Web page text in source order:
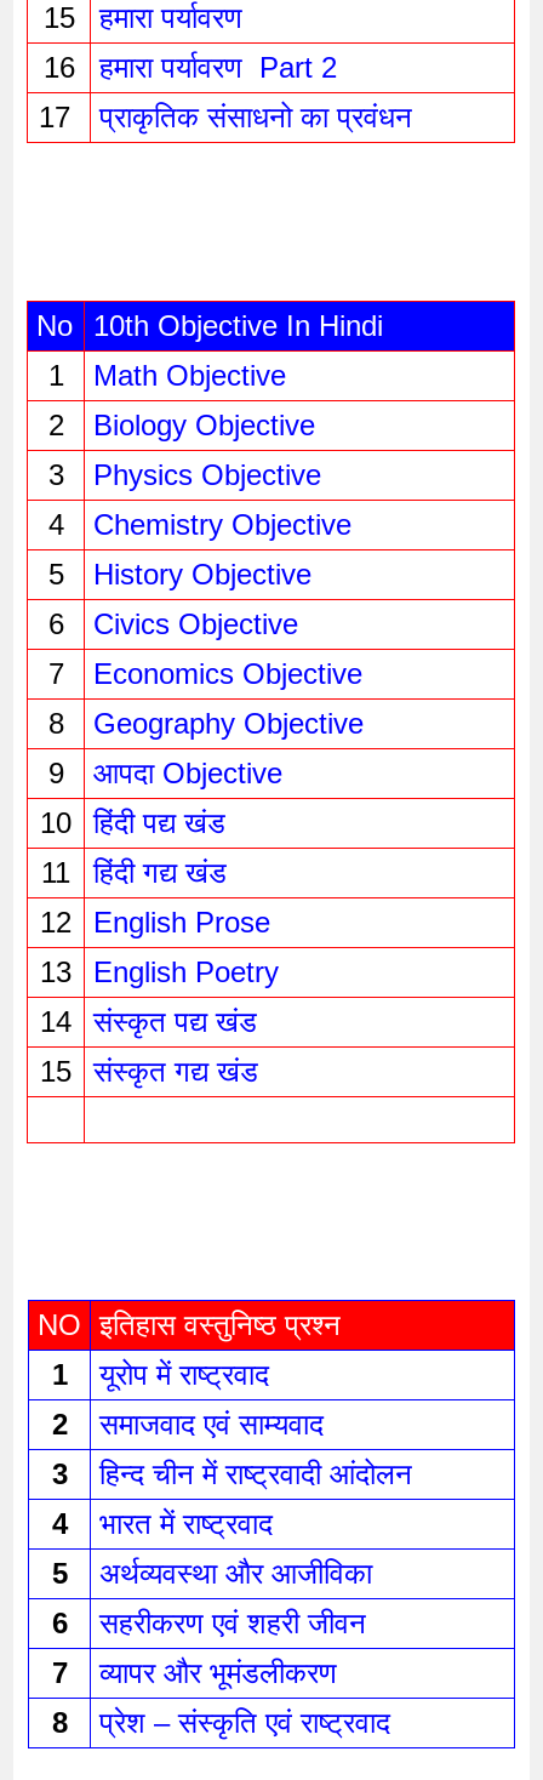
15
हमारा पर्यावरण
16
हमारा पर्यावरण  Part 2
17
प्राकृतिक संसाधनो का प्रवंधन
No
10th Objective In Hindi
1
Math Objective
2
Biology Objective
3
Physics Objective
4
Chemistry Objective
5
History Objective
6
Civics Objective
7
Economics Objective
8
Geography Objective
9
आपदा Objective
10
हिंदी पद्य खंड
11
हिंदी गद्य खंड
12
English Prose
13
English Poetry
14
संस्कृत पद्य खंड
15
संस्कृत गद्य खंड
NO इतिहास वस्तुनिष्ठ प्रश्न
1
यूरोप में राष्ट्रवाद
2
समाजवाद एवं साम्यवाद
3
हिन्द चीन में राष्ट्रवादी आंदोलन
4
भारत में राष्ट्रवाद
5
अर्थव्यवस्था और आजीविका
6
सहरीकरण एवं शहरी जीवन
7
व्यापर और भूमंडलीकरण
8
प्रेश – संस्कृति एवं राष्ट्रवाद